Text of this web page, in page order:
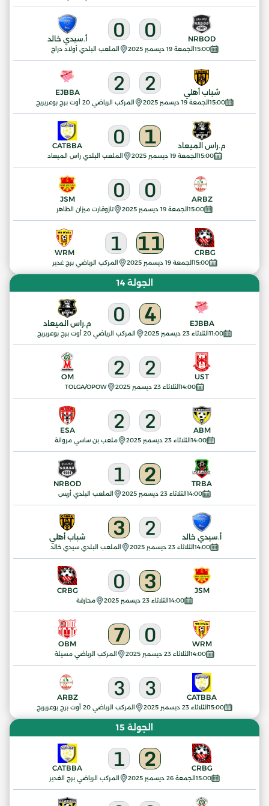
15:00الجمعة 19 ديسمبر 2025 الملعب البلدي أولاد دراج
NRBOD
0
0 أ.سيدي خالد
15:00الجمعة 19 ديسمبر 2025 المركب الرياضي 20 أوت برج بوعريريج
شباب أهلي 2
2
EJBBA
15:00الجمعة 19 ديسمبر 2025 الملعب البلدي راس الميعاد
م.راس الميعاد 1
0
CATBBA
15:00الجمعة 19 ديسمبر 2025 تازوقارت ميزان الطاهر
ARBZ
0
0
JSM
15:00الجمعة 19 ديسمبر 2025 المركب الرياضي برج غدير
CRBG
11
1
WRM
الجولة 14
11:00الثلاثاء 23 ديسمبر 2025 المركب الرياضي 20 أوت برج بوعريريج
EJBBA
4
0 م.راس الميعاد
14:00الثلاثاء 23 ديسمبر 2025 TOLGA/OPOW
UST
2
2
OM
14:00الثلاثاء 23 ديسمبر 2025 ملعب بن ساسي مروانة
ABM
2
2
ESA
14:00الثلاثاء 23 ديسمبر 2025 الملعب البلدي أريس
TRBA
2
1
NRBOD
14:00الثلاثاء 23 ديسمبر 2025 الملعب البلدي سيدي خالد
أ.سيدي خالد 2
3 شباب أهلي
14:00الثلاثاء 23 ديسمبر 2025 محارقة
JSM
3
0
CRBG
14:00الثلاثاء 23 ديسمبر 2025 المركب الرياضي مسيلة
WRM
0
7
OBM
15:00الثلاثاء 23 ديسمبر 2025 المركب الرياضي 20 أوت برج بوعريريج
CATBBA
3
3
ARBZ
الجولة 15
15:00الجمعة 26 ديسمبر 2025 المركب الرياضي برج الغدير
CRBG
2
1
CATBBA